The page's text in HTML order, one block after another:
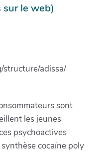
sur le web)
adissa/
sont
les jeunes
psychoactives
cocaïne poly